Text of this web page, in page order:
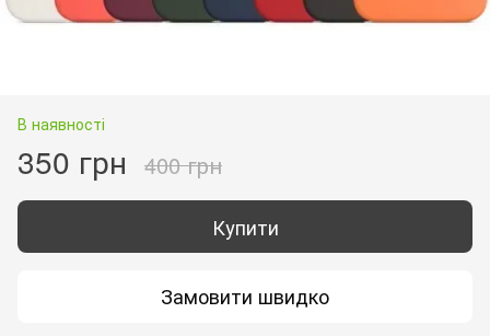
В наявності
350 грн 400 грн
Купити
Замовити швидко